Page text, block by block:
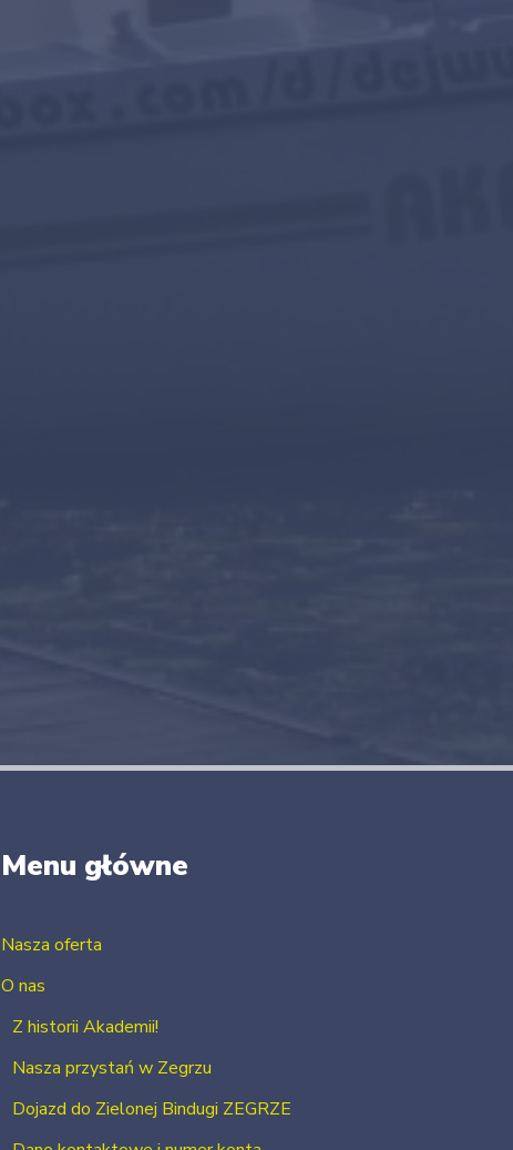
Menu główne
Nasza oferta
O nas
Z historii Akademii!
Nasza przystań w Zegrzu
Dojazd do Zielonej Bindugi ZEGRZE